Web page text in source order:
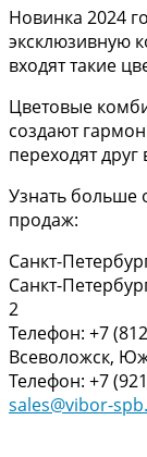
Новинка 2024
эксклюзивную
входят такие
Цветовые
создают
переходят
Узнать больше
продаж:
Санкт-
Санкт-
2
Телефон: +7
Всеволожск,
Телефон: +7
sales@vibor-